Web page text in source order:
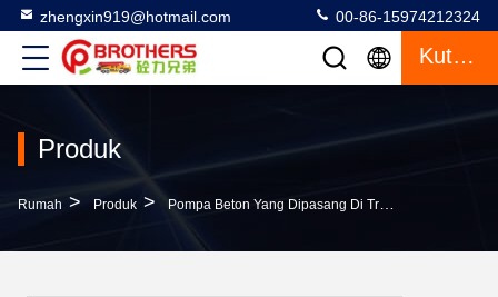
zhengxin919@hotmail.com 00-86-15974212324
Kutipan
Produk
Rumah > Produk > Pompa Beton Yang Dipasang Di Truk